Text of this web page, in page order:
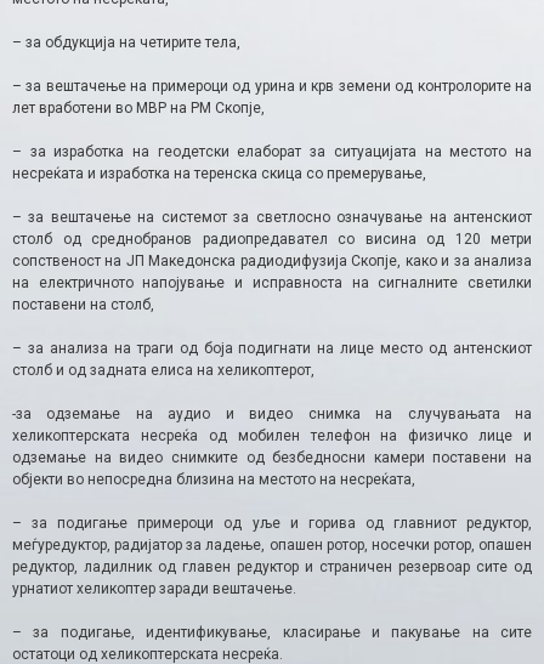
– за обдукција на четирите тела,
– за вештачење на примероци од урина и крв земени од контролорите на
лет вработени во МВР на РМ Скопје,
– за изработка на геодетски елаборат за ситуацијата на местото на
несреќата и изработка на теренска скица со премерување,
– за вештачење на системот за светлосно означување на антенскиот
столб од среднобранов радиопредавател со висина од 120 метри
сопственост на ЈП Македонска радиодифузија Скопје, како и за анализа
на електричното напојување и исправноста на сигналните светилки
поставени на столб,
– за анализа на траги од боја подигнати на лице место од антенскиот
столб и од задната елиса на хеликоптерот,
-за одземање на аудио и видео снимка на случувањата на
хеликоптерската несреќа од мобилен телефон на физичко лице и
одземање на видео снимките од безбедносни камери поставени на
објекти во непосредна близина на местото на несреќата,
– за подигање примероци од уље и горива од главниот редуктор,
меѓуредуктор, радијатор за ладење, опашен ротор, носечки ротор, опашен
редуктор, ладилник од главен редуктор и страничен резервоар сите од
урнатиот хеликоптер заради вештачење.
– за подигање, идентификување, класирање и пакување на сите
остатоци од хеликоптерската несреќа.